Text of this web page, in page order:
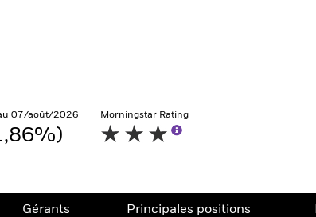
07/août/2026 Morningstar Rating
Gérants Principales positions